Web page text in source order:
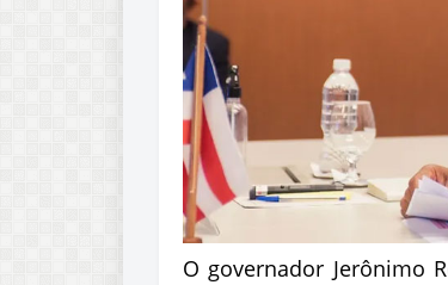
O governador Jerônimo